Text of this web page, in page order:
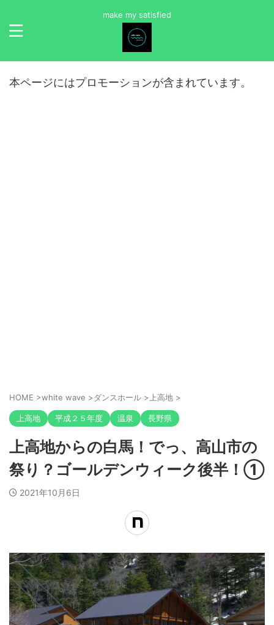
make my satisfied
本ページにはプロモーションが含まれています。
HOME >white wave >ダンスホール > 上高地 >
上高地 平成２５年度 温泉 長野県
上高地からの白馬！でっ、高山市の
祭り？ゴールデンウィーク後半！①
2021年10月6日